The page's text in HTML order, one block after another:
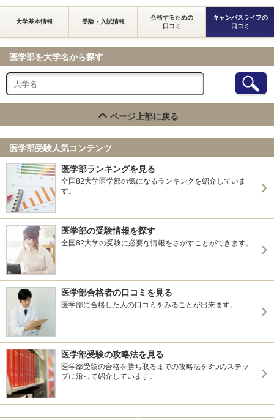
大学基本情報 受験・入試情報
合格するための
口コミ
キャンパスライフの
口コミ
医学部を大学名から探す
ページ上部に戻る
医学部受験人気コンテンツ
医学部ランキングを見る
全国82大学医学部の気になるランキングを紹介していま
す。
医学部の受験情報を探す
全国82大学の受験に必要な情報をさがすことができます。
医学部合格者の口コミを見る
医学部に合格した人の口コミをみることが出来ます。
医学部受験の攻略法を見る
医学部受験の合格を勝ち取るまでの攻略法を3つのステッ
プに沿って紹介しています。